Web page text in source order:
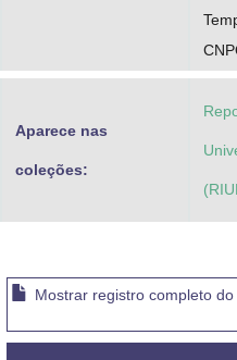
Aparece nas
coleções:
Mostrar registro completo do